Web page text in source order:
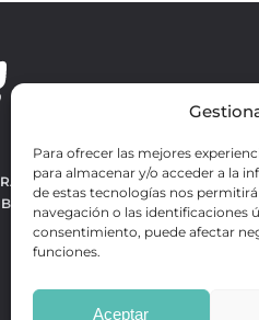
Para ofrecer las mejores
para almacenar y/o acceder a la
de estas tecnologías nos
navegación o las identificaciones
consentimiento, puede afectar
funciones.
Aceptar
OBRAS MÁS VOTADAS
RANKING MEJORES OBRAS
BÚSQUEDA AVANZADA DE
OBRAS
y